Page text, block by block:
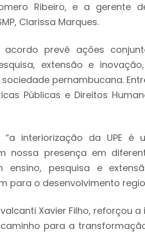
Ribeiro, e a gerente
Clarissa Marques.
acordo prevê ações
extensão e
pernambucana.
Públicas e Direitos
interiorização da UPE é
nossa presença em
pesquisa e
para o desenvolvimento
Xavier Filho, reforçou
para a